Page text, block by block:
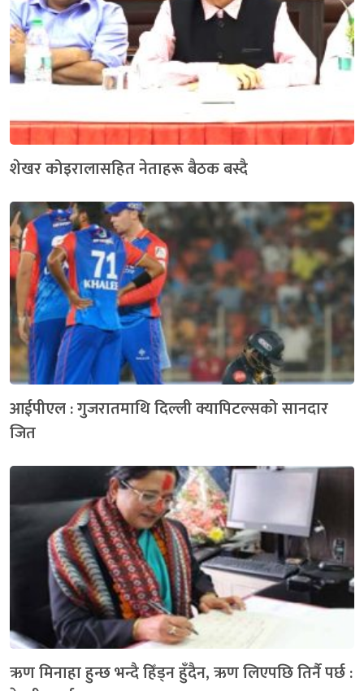
शेखर कोइरालासहित नेताहरू बैठक बस्दै
आईपीएल : गुजरातमाथि दिल्ली क्यापिटल्सको सानदार
जित
ऋण मिनाहा हुन्छ भन्दै हिँड्न हुँदैन, ऋण लिएपछि तिर्नै पर्छ :